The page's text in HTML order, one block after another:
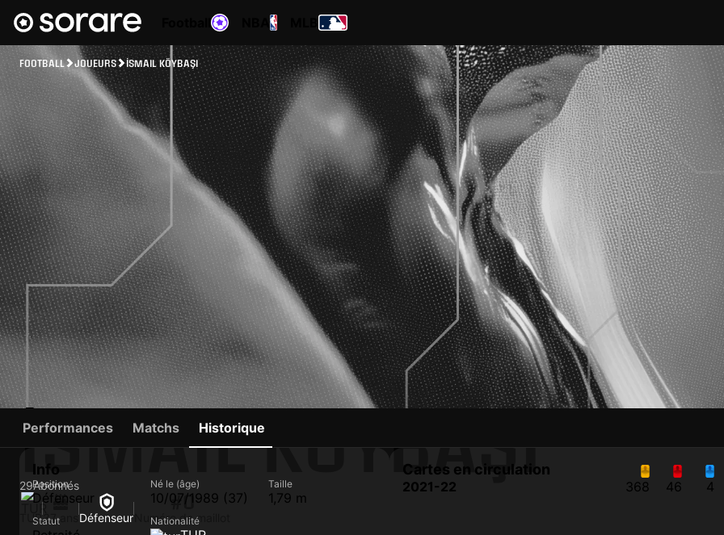
FOOTBALL JOUEURS İSMAIL KÖYBAŞI
İSMAIL KÖYBAŞI
29Abonnés
TUR37 ans Défenseur
#0
Numéro de maillot
Performances Matchs Historique
Info
Position
Défenseur
Né le (âge)
10/07/1989 (37)
Taille
1,79 m
Statut Nationalité
Cartes en circulation
2021-22 368 46 4